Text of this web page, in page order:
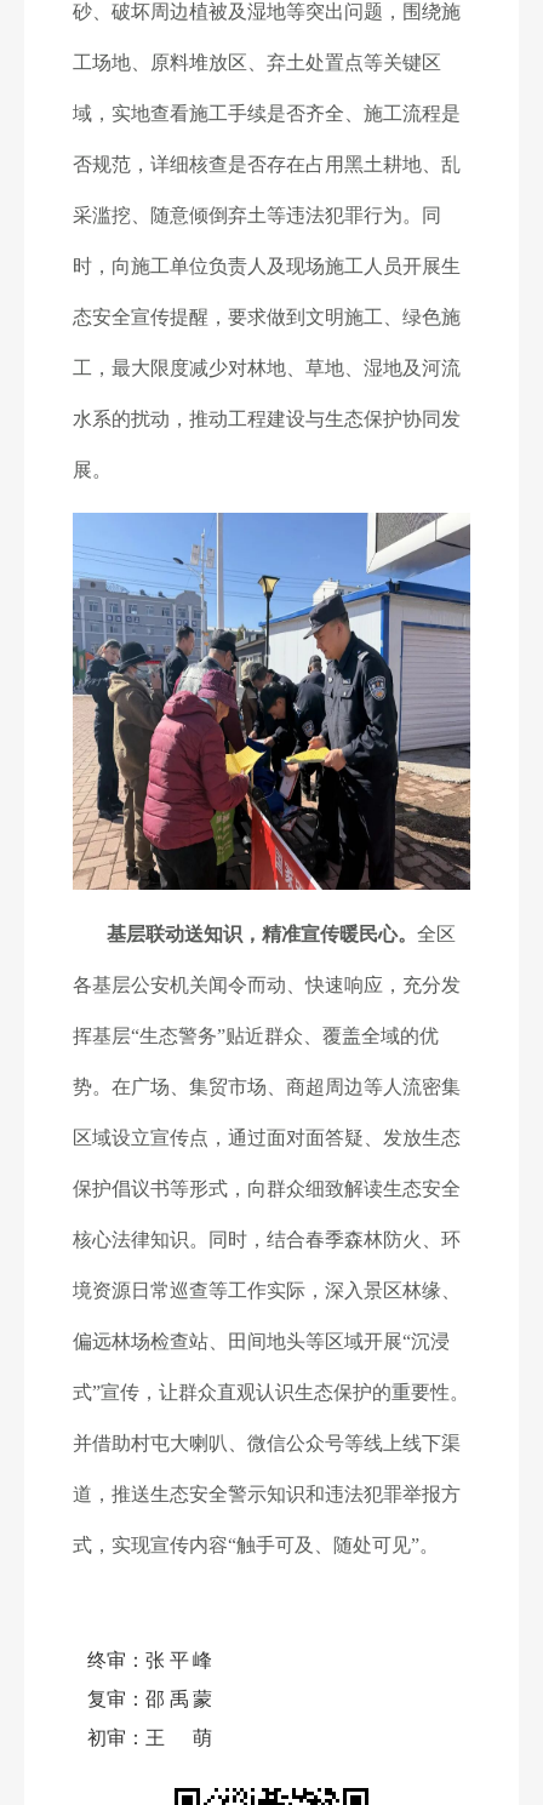
砂、破坏周边植被及湿地等突出问题，围绕施
工场地、原料堆放区、弃土处置点等关键区
域，实地查看施工手续是否齐全、施工流程是
否规范，详细核查是否存在占用黑土耕地、乱
采滥挖、随意倾倒弃土等违法犯罪行为。同
时，向施工单位负责人及现场施工人员开展生
态安全宣传提醒，要求做到文明施工、绿色施
工，最大限度减少对林地、草地、湿地及河流
水系的扰动，推动工程建设与生态保护协同发
展。
基层联动送知识，精准宣传暖民心。 全区
各基层公安机关闻令而动、快速响应，充分发
挥基层“生态警务”贴近群众、覆盖全域的优
势。在广场、集贸市场、商超周边等人流密集
区域设立宣传点，通过面对面答疑、发放生态
保护倡议书等形式，向群众细致解读生态安全
核心法律知识。同时，结合春季森林防火、环
境资源日常巡查等工作实际，深入景区林缘、
偏远林场检查站、田间地头等区域开展“沉浸
式”宣传，让群众直观认识生态保护的重要性。
并借助村屯大喇叭、微信公众号等线上线下渠
道，推送生态安全警示知识和违法犯罪举报方
式，实现宣传内容“触手可及、随处可见”。
终审： 张平峰
复审： 邵禹蒙
初审： 王萌